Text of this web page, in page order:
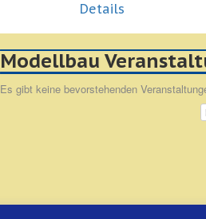
Details
Modellbau
Es gibt keine bevorstehenden